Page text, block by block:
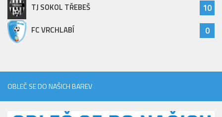
TJ SOKOL TŘEBEŠ 10
FC VRCHLABÍ 0
OBLEČ SE DO NAŠICH BAREV